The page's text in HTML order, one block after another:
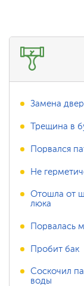
Замена
Трещина в
Порвался
Не
Отошла от
люка
Порвалась
Пробит бак
Соскочил
воды